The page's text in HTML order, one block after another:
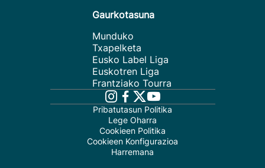
Gaurkotasuna
Munduko
Txapelketa
Eusko Label Liga
Euskotren Liga
Frantziako Tourra
Pribatutasun Politika
Lege Oharra
Cookieen Politika
Cookieen Konfigurazioa
Harremana